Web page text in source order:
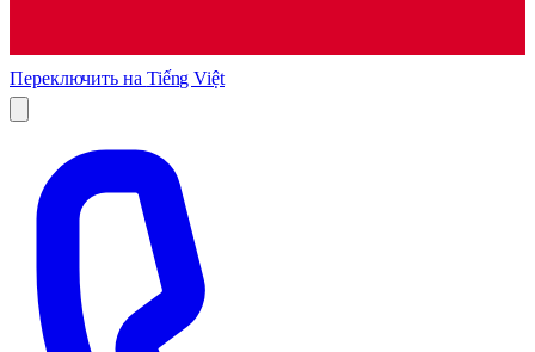
Переключить на Tiếng Việt